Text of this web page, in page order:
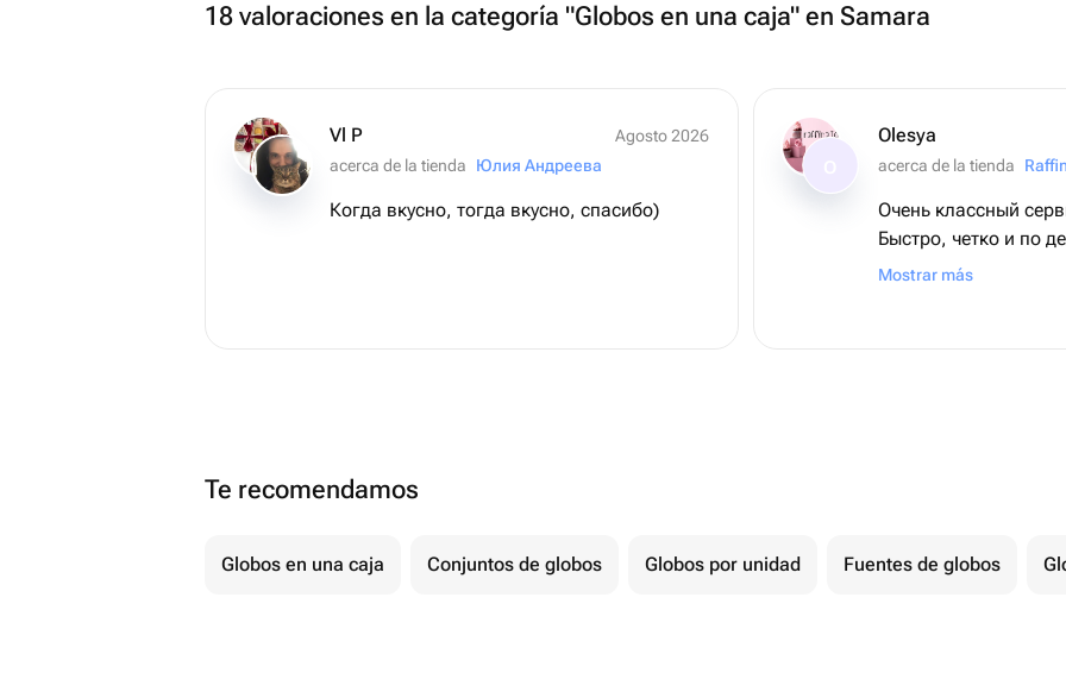
18 valoraciones en la categoría "Globos en una caja" en Samara
Vl P
Agosto 2026
acerca de la tienda
Юлия Андреева
Когда вкусно, тогда вкусно, спасибо)
Olesya
acerca de la tienda
Очень классный
Быстро, четко и по
пожалеете!!!
Mostrar más
Te recomendamos
Globos en una caja Conjuntos de globos Globos por unidad Fuentes de globos